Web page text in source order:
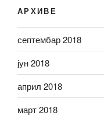
АРХИВЕ
септембар 2018
јун 2018
април 2018
март 2018